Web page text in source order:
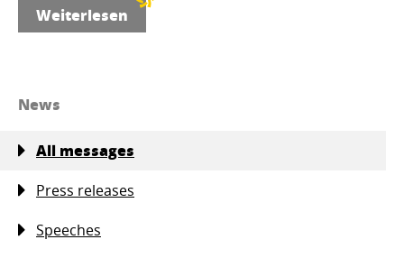
Weiterlesen
News
All messages
Press releases
Speeches